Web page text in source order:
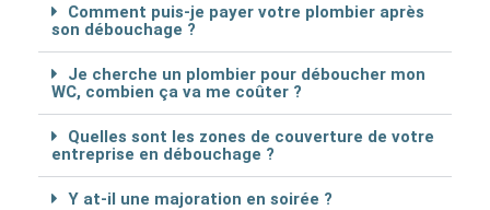
Comment puis-je payer votre plombier après
son débouchage ?
Je cherche un plombier pour déboucher mon
WC, combien ça va me coûter ?
Quelles sont les zones de couverture de votre
entreprise en débouchage ?
Y at-il une majoration en soirée ?